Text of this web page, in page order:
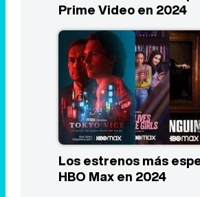
Los estrenos más
HBO Max en 2024